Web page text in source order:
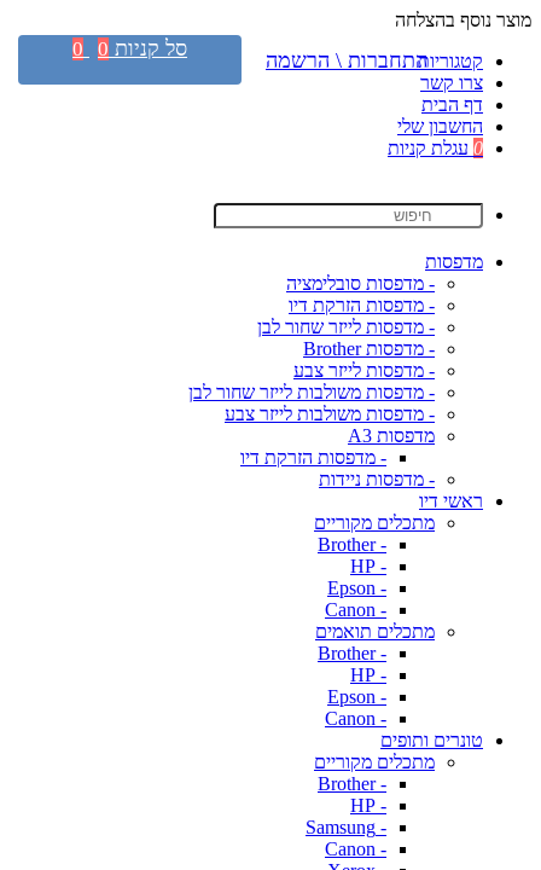
מוצר נוסף בהצלחה
קטגוריות
צרו קשר
דף הבית
החשבון שלי
0 עגלת קניות
מדפסות
- מדפסות סובלימציה
- מדפסות הזרקת דיו
- מדפסות לייזר שחור לבן
- מדפסות Brother
- מדפסות לייזר צבע
- מדפסות משולבות לייזר שחור לבן
- מדפסות משולבות לייזר צבע
מדפסות A3
- מדפסות הזרקת דיו
- מדפסות ניידות
ראשי דיו
מתכלים מקוריים
- Brother
- HP
- Epson
- Canon
מתכלים תואמים
- Brother
- HP
- Epson
- Canon
טונרים ותופים
מתכלים מקוריים
- Brother
- HP
- Samsung
- Canon
התחברות \ הרשמה סל קניות 0
0